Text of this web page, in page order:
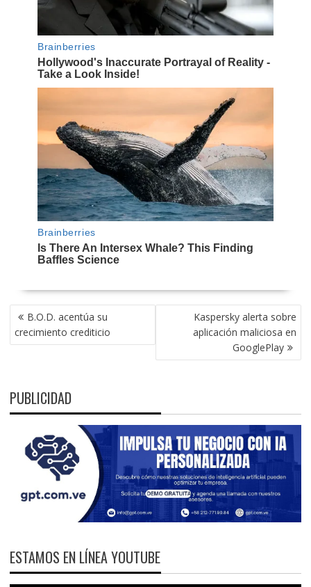
NAVEGACIÓN
DE
ENTRADAS
B.O.D. acentúa su
crecimiento crediticio
Kaspersky alerta sobre
aplicación maliciosa en
GooglePlay
PUBLICIDAD
ESTAMOS EN LÍNEA YOUTUBE